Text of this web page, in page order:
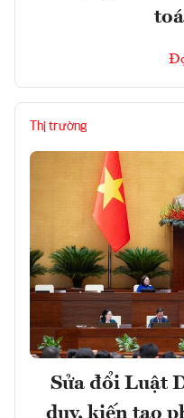
Thị trường
Sửa đổi Luật
duy, kiến tạo